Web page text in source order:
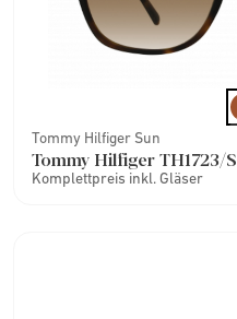
Tommy Hilfiger Sun
Tommy Hilfiger TH1723/S
Komplettpreis inkl. Gläser